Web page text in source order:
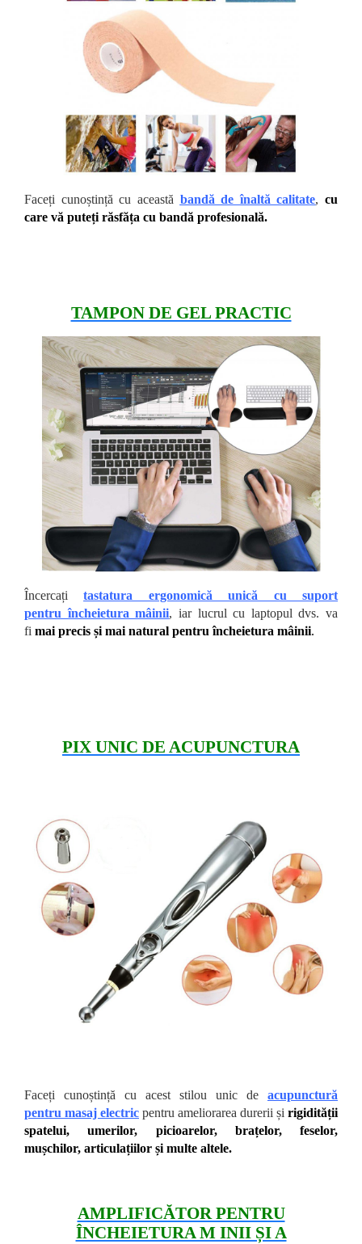
Faceți cunoștință cu această bandă de înaltă calitate, cu
care vă puteți răsfăța cu bandă profesională.
TAMPON DE GEL PRACTIC
Încercațitastatura ergonomică unică cu suport
pentruîncheietura mâinii, iar lucrul cu laptopul dvs. va
fi mai precis și mai natural pentru încheietura mâinii.
PIX UNIC DE ACUPUNCTURA
Faceți cunoștință cu acest stilou unic de acupunctură
pentru masaj electric pentru ameliorarea durerii și rigidității
spatelui, umerilor, picioarelor, brațelor, feselor,
mușchilor, articulațiilor și multe altele.
AMPLIFICĂTOR PENTRU
ÎNCHEIETURA M INII ȘI A